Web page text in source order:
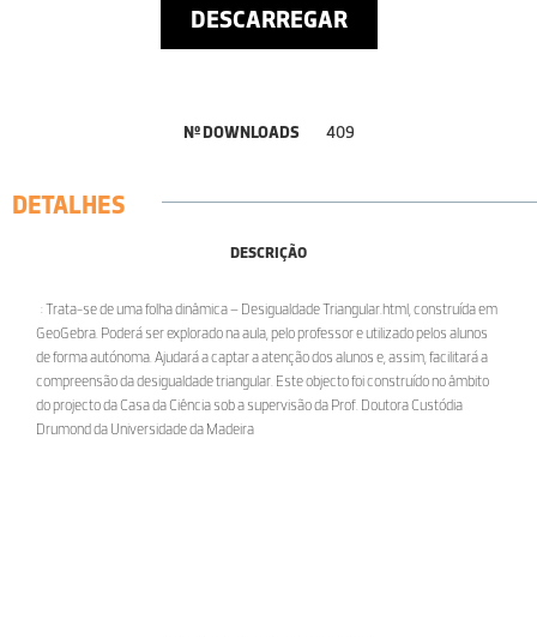
DESCARREGAR
Nº DOWNLOADS 409
DETALHES
DESCRIÇÃO
: Trata-se de uma folha dinâmica – Desigualdade Triangular.html, construída em
GeoGebra. Poderá ser explorado na aula, pelo professor e utilizado pelos alunos
de forma autónoma. Ajudará a captar a atenção dos alunos e, assim, facilitará a
compreensão da desigualdade triangular. Este objecto foi construído no âmbito
do projecto da Casa da Ciência sob a supervisão da Prof. Doutora Custódia
Drumond da Universidade da Madeira